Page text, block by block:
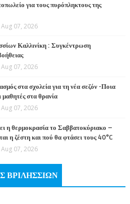
για τους πυρόπληκτους της
Aug 07, 2026
Καλλινίκη : Συγκέντρωση
Aug 07, 2026
στα σχολεία για τη νέα σεζόν -Ποια
μαθητές στα θρανία
Aug 07, 2026
η θερμοκρασία το Σαββατοκύριακο –
η ζέστη και πού θα φτάσει τους 40°C
Aug 07, 2026
ΒΡΙΛΗΣΣΙΩΝ